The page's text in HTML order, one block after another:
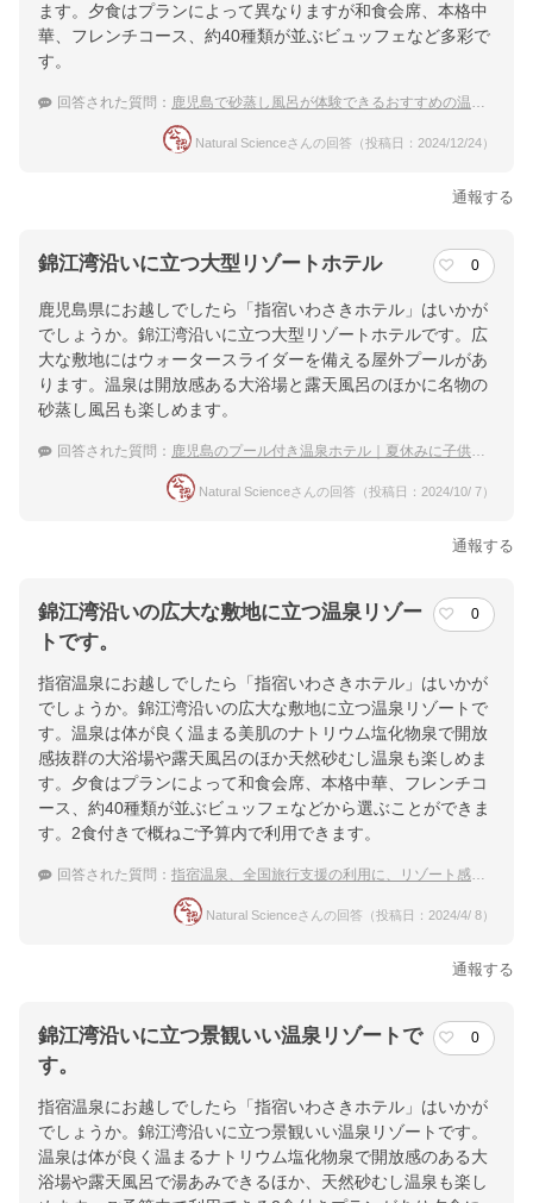
ます。夕食はプランによって異なりますが和食会席、本格中
華、フレンチコース、約40種類が並ぶビュッフェなど多彩で
す。
回答された質問： 鹿児島で砂蒸し風呂が体験できるおすすめの温泉宿
Natural Scienceさんの回答（投稿日：2024/12/24）
通報する
錦江湾沿いに立つ大型リゾートホテル 0
鹿児島県にお越しでしたら「指宿いわさきホテル」はいかが
でしょうか。錦江湾沿いに立つ大型リゾートホテルです。広
大な敷地にはウォータースライダーを備える屋外プールがあ
ります。温泉は開放感ある大浴場と露天風呂のほかに名物の
砂蒸し風呂も楽しめます。
回答された質問： 鹿児島のプール付き温泉ホテル｜夏休みに子供連れ旅行におすすめの宿は？
Natural Scienceさんの回答（投稿日：2024/10/ 7）
通報する
錦江湾沿いの広大な敷地に立つ温泉リゾー
トです。
0
指宿温泉にお越しでしたら「指宿いわさきホテル」はいかが
でしょうか。錦江湾沿いの広大な敷地に立つ温泉リゾートで
す。温泉は体が良く温まる美肌のナトリウム塩化物泉で開放
感抜群の大浴場や露天風呂のほか天然砂むし温泉も楽しめま
す。夕食はプランによって和食会席、本格中華、フレンチコ
ース、約40種類が並ぶビュッフェなどから選ぶことができま
す。2食付きで概ねご予算内で利用できます。
回答された質問： 指宿温泉、全国旅行支援の利用に、リゾート感を味わえるおすすめ宿は？
Natural Scienceさんの回答（投稿日：2024/4/ 8）
通報する
錦江湾沿いに立つ景観いい温泉リゾートで
す。
0
指宿温泉にお越しでしたら「指宿いわさきホテル」はいかが
でしょうか。錦江湾沿いに立つ景観いい温泉リゾートです。
温泉は体が良く温まるナトリウム塩化物泉で開放感のある大
浴場や露天風呂で湯あみできるほか、天然砂むし温泉も楽し